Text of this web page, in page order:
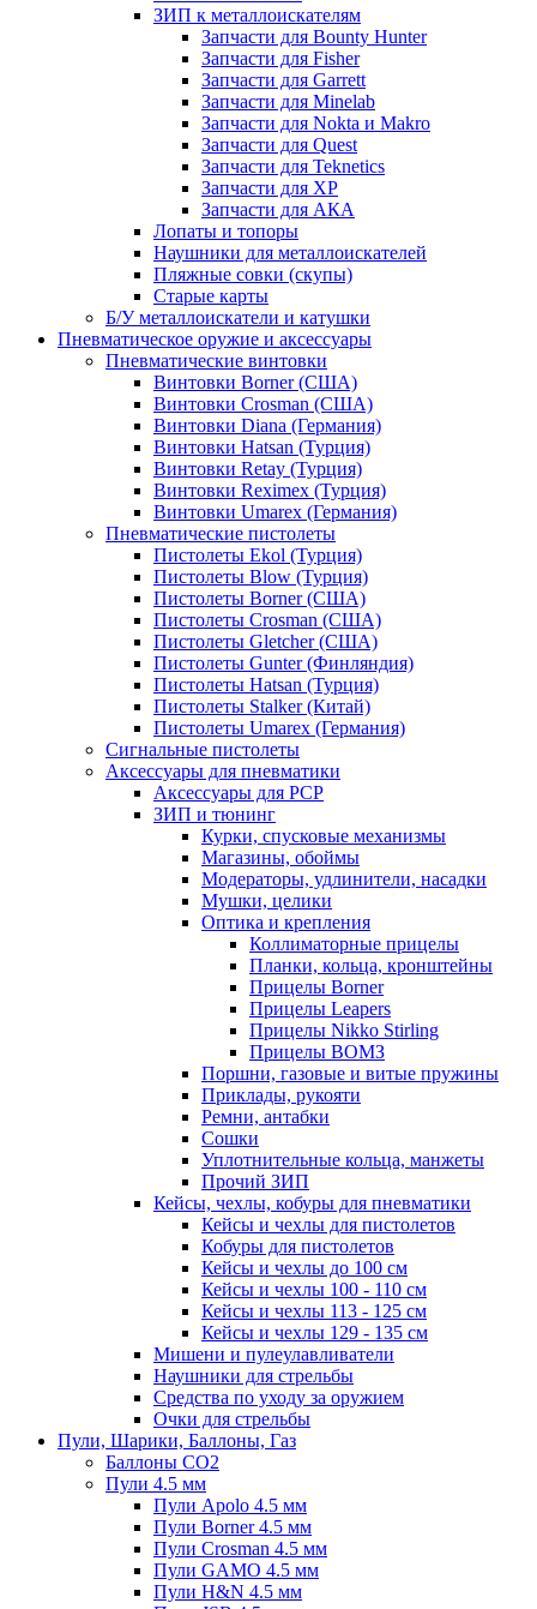
ЗИП к металлоискателям
Запчасти для Bounty Hunter
Запчасти для Fisher
Запчасти для Garrett
Запчасти для Minelab
Запчасти для Nokta и Makro
Запчасти для Quest
Запчасти для Teknetics
Запчасти для XP
Запчасти для АКА
Лопаты и топоры
Наушники для металлоискателей
Пляжные совки (скупы)
Старые карты
Б/У металлоискатели и катушки
Пневматическое оружие и аксессуары
Пневматические винтовки
Винтовки Borner (США)
Винтовки Crosman (США)
Винтовки Diana (Германия)
Винтовки Hatsan (Турция)
Винтовки Retay (Турция)
Винтовки Reximex (Турция)
Винтовки Umarex (Германия)
Пневматические пистолеты
Пистолеты Ekol (Турция)
Пистолеты Blow (Турция)
Пистолеты Borner (США)
Пистолеты Crosman (США)
Пистолеты Gletcher (США)
Пистолеты Gunter (Финляндия)
Пистолеты Hatsan (Турция)
Пистолеты Stalker (Китай)
Пистолеты Umarex (Германия)
Сигнальные пистолеты
Аксессуары для пневматики
Аксессуары для PCP
ЗИП и тюнинг
Курки, спусковые механизмы
Магазины, обоймы
Модераторы, удлинители, насадки
Мушки, целики
Оптика и крепления
Коллиматорные прицелы
Планки, кольца, кронштейны
Прицелы Borner
Прицелы Leapers
Прицелы Nikko Stirling
Прицелы ВОМЗ
Поршни, газовые и витые пружины
Приклады, рукояти
Ремни, антабки
Сошки
Уплотнительные кольца, манжеты
Прочий ЗИП
Кейсы, чехлы, кобуры для пневматики
Кейсы и чехлы для пистолетов
Кобуры для пистолетов
Кейсы и чехлы до 100 см
Кейсы и чехлы 100 - 110 см
Кейсы и чехлы 113 - 125 см
Кейсы и чехлы 129 - 135 см
Мишени и пулеулавливатели
Наушники для стрельбы
Средства по уходу за оружием
Очки для стрельбы
Пули, Шарики, Баллоны, Газ
Баллоны CO2
Пули 4.5 мм
Пули Apolo 4.5 мм
Пули Borner 4.5 мм
Пули Crosman 4.5 мм
Пули GAMO 4.5 мм
Пули H&N 4.5 мм